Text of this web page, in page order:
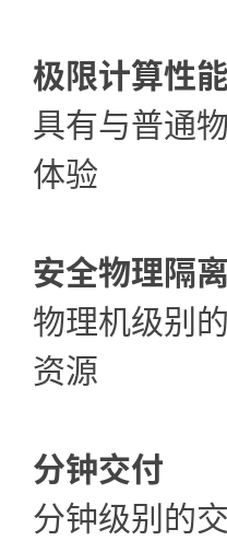
极限计算性
具有与普通
体验
安全物理隔离
物理机级别
资源
分钟交付
分钟级别的